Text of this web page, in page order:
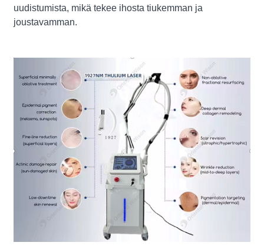
uudistumista, mikä tekee ihosta tiukemman ja
joustavamman.